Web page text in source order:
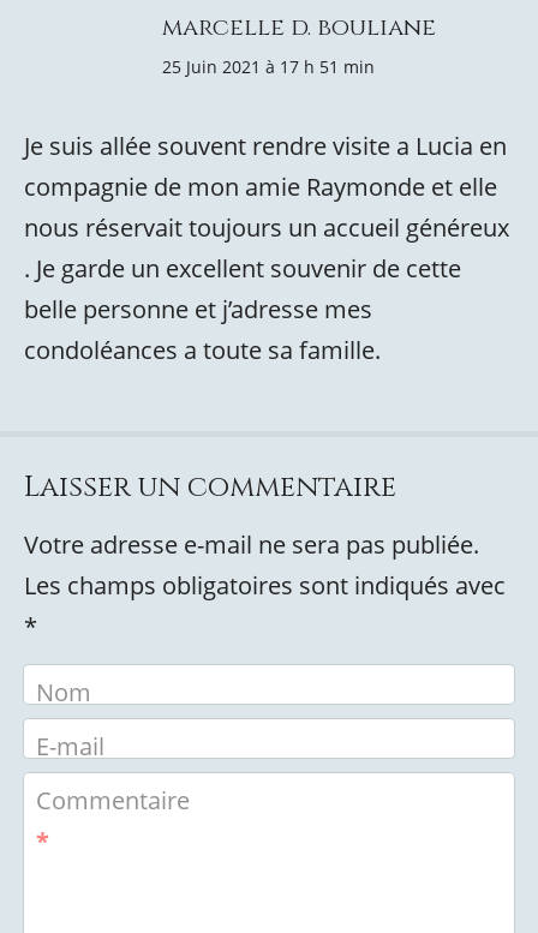
marcelle d. bouliane
25 Juin 2021 à 17 h 51 min
Je suis allée souvent rendre visite a Lucia en
compagnie de mon amie Raymonde et elle
nous réservait toujours un accueil généreux
. Je garde un excellent souvenir de cette
belle personne et j’adresse mes
condoléances a toute sa famille.
Laisser un commentaire
Votre adresse e-mail ne sera pas publiée.
Les champs obligatoires sont indiqués avec
*
Nom
E-mail
Commentaire
*